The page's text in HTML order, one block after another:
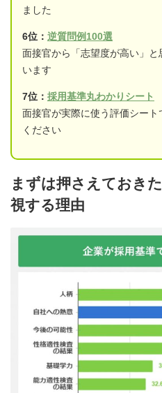
ました
6位： 逆質問例100選
面接官から「志望度が高い」
います
7位： 採用基準丸わかりシート
面接官が実際に使う評価シー
ください
まずは押さえておき
視する理由